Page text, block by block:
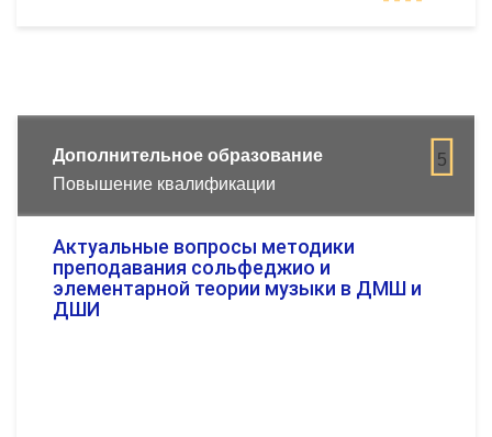
5
Дополнительное образование
Повышение квалификации
Актуальные вопросы методики
преподавания сольфеджио и
элементарной теории музыки в ДМШ и
ДШИ